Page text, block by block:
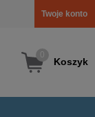
Twoje konto
Koszyk